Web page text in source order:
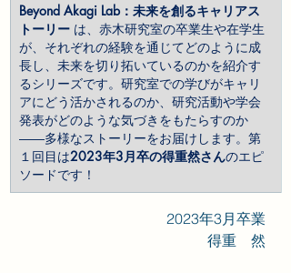
Beyond Akagi Lab：未来を創るキャリアス
トーリー は、赤木研究室の卒業生や在学生
が、それぞれの経験を通じてどのように成
長し、未来を切り拓いているのかを紹介す
るシリーズです。研究室での学びがキャリ
アにどう活かされるのか、研究活動や学会
発表がどのような気づきをもたらすのか
――多様なストーリーをお届けします。第
１回目は2023年3月卒の得重然さんのエピ
ソードです！
2023年3月卒業
得重　然